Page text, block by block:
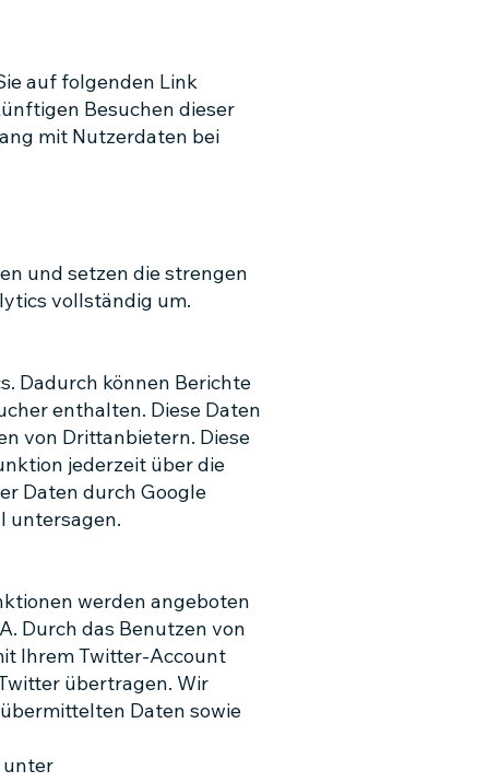
auf folgenden Link
Besuchen dieser
mit Nutzerdaten bei
und setzen die strengen
vollständig um.
Dadurch können Berichte
enthalten. Diese Daten
von Drittanbietern. Diese
jederzeit über die
Daten durch Google
untersagen.
werden angeboten
Durch das Benutzen von
Ihrem Twitter-Account
übertragen. Wir
Daten sowie
unter